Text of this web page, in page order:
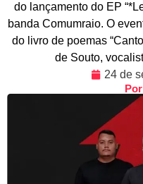
do lançamento do EP
banda Comumraio. O
do livro de poemas
de Souto,
24 de